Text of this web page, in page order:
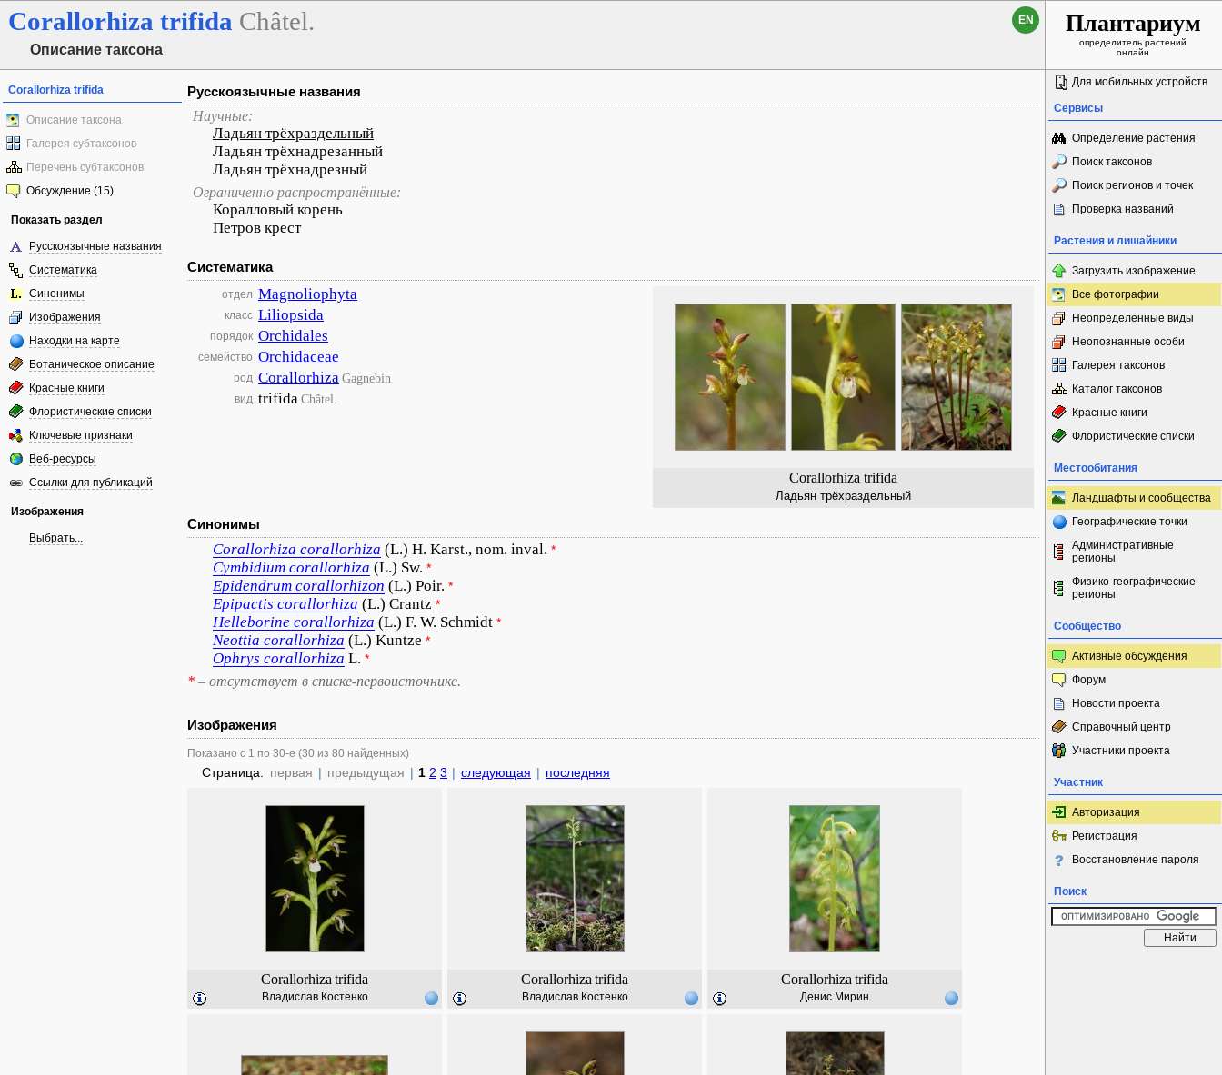
Corallorhiza trifida Châtel.
Описание таксона
EN Плантариум
определитель растений
онлайн
Corallorhiza trifida
Описание таксона
Галерея субтаксонов
Перечень субтаксонов
Обсуждение (15)
Показать раздел
Русскоязычные названия
Систематика
Синонимы
Изображения
Находки на карте
Ботаническое описание
Красные книги
Флористические списки
Ключевые признаки
Веб-ресурсы
Ссылки для публикаций
Изображения
Выбрать...
Русскоязычные названия
Научные:
Ладьян трёхраздельный
Ладьян трёхнадрезанный
Ладьян трёхнадрезный
Ограниченно распространённые:
Коралловый корень
Петров крест
Систематика
Corallorhiza trifida
Ладьян трёхраздельный
отдел Magnoliophyta
класс Liliopsida
порядок Orchidales
семейство Orchidaceae
род CorallorhizaGagnebin
вид trifidaChâtel.
Синонимы
Corallorhiza corallorhiza (L.) H. Karst., nom. inval. *
Cymbidium corallorhiza (L.) Sw. *
Epidendrum corallorhizon (L.) Poir. *
Epipactis corallorhiza (L.) Crantz *
Helleborine corallorhiza (L.) F. W. Schmidt *
Neottia corallorhiza (L.) Kuntze *
Ophrys corallorhiza L. *
* – отсутствует в списке-первоисточнике.
Изображения
Показано с 1 по 30-е (30 из 80 найденных)
Страница: первая | предыдущая | 1 2 3 | следующая | последняя
Corallorhiza trifida
Владислав Костенко
Corallorhiza trifida
Владислав Костенко
Corallorhiza trifida
Денис Мирин
Для мобильных устройств
Сервисы
Определение растения
Поиск таксонов
Поиск регионов и точек
Проверка названий
Растения и лишайники
Загрузить изображение
Все фотографии
Неопределённые виды
Неопознанные особи
Галерея таксонов
Каталог таксонов
Красные книги
Флористические списки
Местообитания
Ландшафты и сообщества
Географические точки
Административные
регионы
Физико-географические
регионы
Сообщество
Активные обсуждения
Форум
Новости проекта
Справочный центр
Участники проекта
Участник
Авторизация
Регистрация
Восстановление пароля
Поиск